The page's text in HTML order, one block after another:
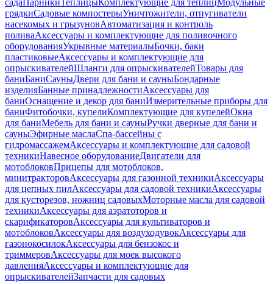
садаПарникиТеплицыКомплектующие для теплицМодульные
грядкиСадовые компостерыУничтожители, отпугиватели
насекомых и грызуновАвтоматизация и контроль
поливаАксессуары и комплектующие для поливочного
оборудованияУкрывные материалыБочки, баки
пластиковыеАксессуары и комплектующие для
опрыскивателейШланги для опрыскивателейТовары для
баниБаниСауныДвери для бани и сауныБондарные
изделияБанные принадлежностиАксессуары для
баниОснащение и декор для баниИзмерительные приборы для
баниФитобочки, купелиКомплектующие для купелейОкна
для баниМебель для бани и сауныРучки дверные для бани и
сауныЭфирные маслаСпа-бассейны с
гидромассажемАксессуары и комплектующие для садовой
техникиНавесное оборудованиеДвигатели для
мотоблоковПрицепы для мотоблоков,
минитракторовАксессуары для газонной техникиАксессуары
для цепных пилАксессуары для садовой техникиАксессуары
для кусторезов, ножниц садовыхМоторные масла для садовой
техникиАксессуары для аэратоторов и
скарификаторовАксессуары для культиваторов и
мотоблоковАксессуары для воздуходувокАксессуары для
газонокосилокАксессуары для бензокос и
триммеровАксессуары для моек высокого
давленияАксессуары и комплектующие для
опрыскивателейЗапчасти для садовых